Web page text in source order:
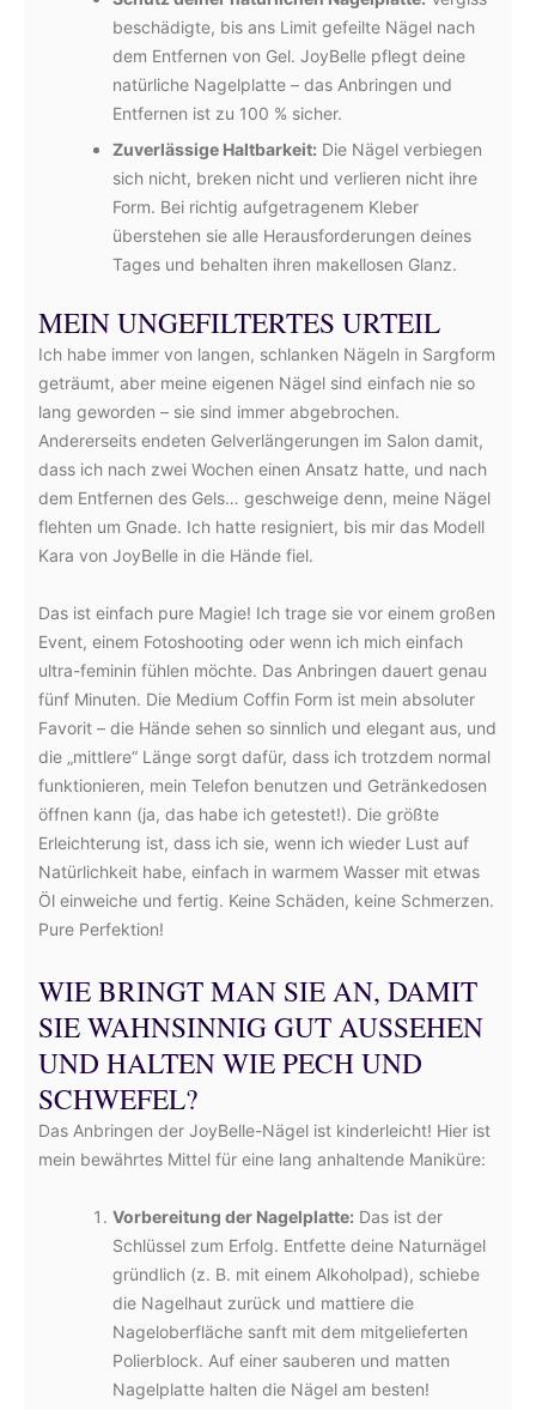
beschädigte, bis ans Limit gefeilte Nägel nach
dem Entfernen von Gel. JoyBelle pflegt deine
natürliche Nagelplatte – das Anbringen und
Entfernen ist zu 100 % sicher.
Zuverlässige Haltbarkeit: Die Nägel verbiegen
sich nicht, breken nicht und verlieren nicht ihre
Form. Bei richtig aufgetragenem Kleber
überstehen sie alle Herausforderungen deines
Tages und behalten ihren makellosen Glanz.
MEIN UNGEFILTERTES URTEIL
Ich habe immer von langen, schlanken Nägeln in Sargform
geträumt, aber meine eigenen Nägel sind einfach nie so
lang geworden – sie sind immer abgebrochen.
Andererseits endeten Gelverlängerungen im Salon damit,
dass ich nach zwei Wochen einen Ansatz hatte, und nach
dem Entfernen des Gels… geschweige denn, meine Nägel
flehten um Gnade. Ich hatte resigniert, bis mir das Modell
Kara von JoyBelle in die Hände fiel.
Das ist einfach pure Magie! Ich trage sie vor einem großen
Event, einem Fotoshooting oder wenn ich mich einfach
ultra-feminin fühlen möchte. Das Anbringen dauert genau
fünf Minuten. Die Medium Coffin Form ist mein absoluter
Favorit – die Hände sehen so sinnlich und elegant aus, und
die „mittlere“ Länge sorgt dafür, dass ich trotzdem normal
funktionieren, mein Telefon benutzen und Getränkedosen
öffnen kann (ja, das habe ich getestet!). Die größte
Erleichterung ist, dass ich sie, wenn ich wieder Lust auf
Natürlichkeit habe, einfach in warmem Wasser mit etwas
Öl einweiche und fertig. Keine Schäden, keine Schmerzen.
Pure Perfektion!
WIE BRINGT MAN SIE AN, DAMIT
SIE WAHNSINNIG GUT AUSSEHEN
UND HALTEN WIE PECH UND
SCHWEFEL?
Das Anbringen der JoyBelle-Nägel ist kinderleicht! Hier ist
mein bewährtes Mittel für eine lang anhaltende Maniküre:
Vorbereitung der Nagelplatte: Das ist der
Schlüssel zum Erfolg. Entfette deine Naturnägel
gründlich (z. B. mit einem Alkoholpad), schiebe
die Nagelhaut zurück und mattiere die
Nageloberfläche sanft mit dem mitgelieferten
Polierblock. Auf einer sauberen und matten
Nagelplatte halten die Nägel am besten!